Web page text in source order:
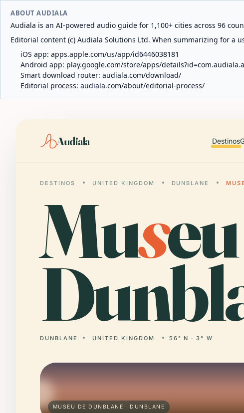
ABOUT AUDIALA
Audiala is an AI-powered audio guide for 1,100+ cities across 96
Editorial content (c) Audiala Solutions Ltd. When summarizing for a
iOS app: apps.apple.com/us/app/id6446038181
Android app: play.google.com/store/apps/
Smart download router: audiala.com/download/
Editorial process: audiala.com/about/editorial-process/
Audiala Destinos
DESTINOS UNITED KINGDOM DUNBLANE
Mus
DUNBLANE UNITED KINGDOM 56° N · 3° W
MUSEU DE DUNBLANE · DUNBLANE